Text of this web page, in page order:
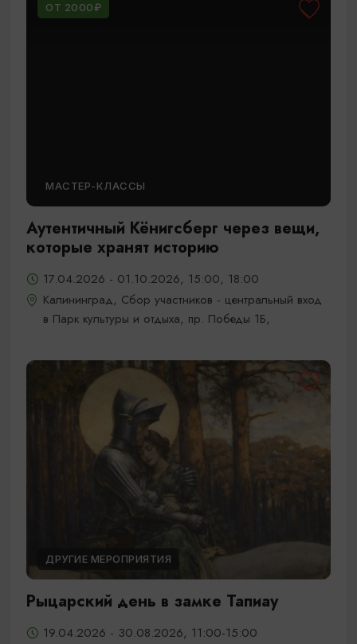
ОТ 2000₽
МАСТЕР-КЛАССЫ
Аутентичный Кёнигсберг через вещи,
которые хранят историю
17.04.2026 - 01.10.2026, 15:00, 18:00
Калининград, Сбор участников - центральный вход
в Парк культуры и отдыха, пр. Победы 1Б,
ДРУГИЕ МЕРОПРИЯТИЯ
Рыцарский день в замке Тапиау
19.04.2026 - 30.08.2026, 11:00-15:00